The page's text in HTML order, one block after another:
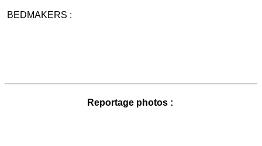
BEDMAKERS :
Reportage photos :